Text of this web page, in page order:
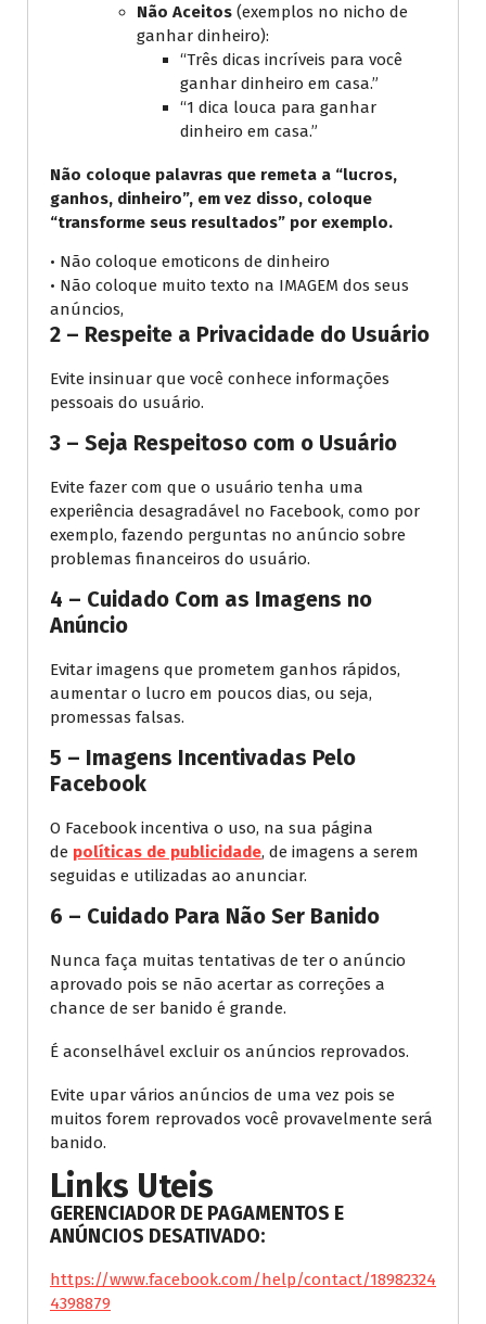
Não Aceitos (exemplos no nicho de
ganhar dinheiro):
“Três dicas incríveis para você
ganhar dinheiro em casa.”
“1 dica louca para ganhar
dinheiro em casa.”
Não coloque palavras que remeta a “lucros,
ganhos, dinheiro”, em vez disso, coloque
“transforme seus resultados” por exemplo.
• Não coloque emoticons de dinheiro
• Não coloque muito texto na IMAGEM dos seus
anúncios,
2 – Respeite a Privacidade do Usuário
Evite insinuar que você conhece informações
pessoais do usuário.
3 – Seja Respeitoso com o Usuário
Evite fazer com que o usuário tenha uma
experiência desagradável no Facebook, como por
exemplo, fazendo perguntas no anúncio sobre
problemas financeiros do usuário.
4 – Cuidado Com as Imagens no
Anúncio
Evitar imagens que prometem ganhos rápidos,
aumentar o lucro em poucos dias, ou seja,
promessas falsas.
5 – Imagens Incentivadas Pelo
Facebook
O Facebook incentiva o uso, na sua página
de políticas de publicidade, de imagens a serem
seguidas e utilizadas ao anunciar.
6 – Cuidado Para Não Ser Banido
Nunca faça muitas tentativas de ter o anúncio
aprovado pois se não acertar as correções a
chance de ser banido é grande.
É aconselhável excluir os anúncios reprovados.
Evite upar vários anúncios de uma vez pois se
muitos forem reprovados você provavelmente será
banido.
Links Uteis
GERENCIADOR DE PAGAMENTOS E
ANÚNCIOS DESATIVADO:
https://www.facebook.com/help/contact/18982324
4398879